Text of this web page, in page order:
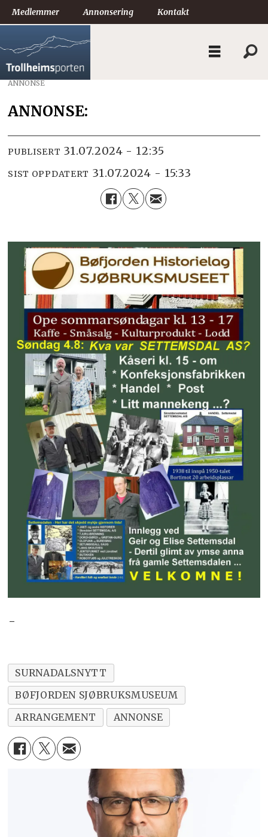
Medlemmer Annonsering Kontakt
ANNONSE
ANNONSE:
PUBLISERT 31.07.2024 - 12:35
SIST OPPDATERT 31.07.2024 - 15:33
-
SURNADALSNYTT
BØFJORDEN SJØBRUKSMUSEUM
ARRANGEMENT
ANNONSE